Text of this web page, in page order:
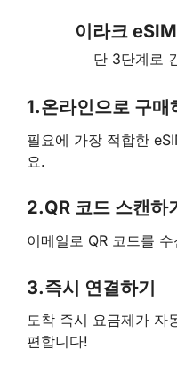
이라크
단 3단계로
1.온라인으로 구매
필요에 가장 적합한
요.
2.QR 코드 스캔하
이메일로 QR 코드를
3.즉시 연결하기
도착 즉시 요금제가 자
편합니다!